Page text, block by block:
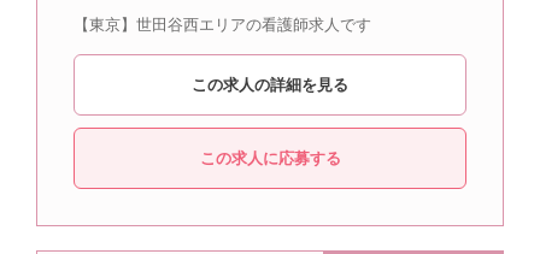
【東京】世田谷西エリアの看護師求人です
この求人の詳細を見る
この求人に応募する